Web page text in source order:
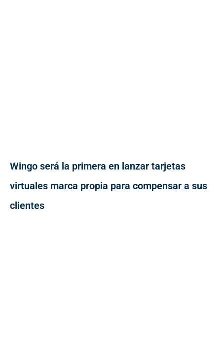
Wingo será la primera en lanzar tarjetas
virtuales marca propia para compensar a sus
clientes